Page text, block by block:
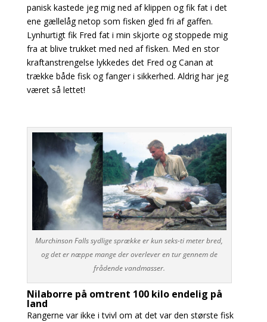
panisk kastede jeg mig ned af klippen og fik fat i det
ene gællelåg netop som fisken gled fri af gaffen.
Lynhurtigt fik Fred fat i min skjorte og stoppede mig
fra at blive trukket med ned af fisken. Med en stor
kraftanstrengelse lykkedes det Fred og Canan at
trække både fisk og fanger i sikkerhed. Aldrig har jeg
været så lettet!
Murchinson Falls sydlige sprække er kun seks-ti meter bred,
og det er næppe mange der overlever en tur gennem de
frådende vandmasser.
Nilaborre på omtrent 100 kilo endelig på
land
Rangerne var ikke i tvivl om at det var den største fisk